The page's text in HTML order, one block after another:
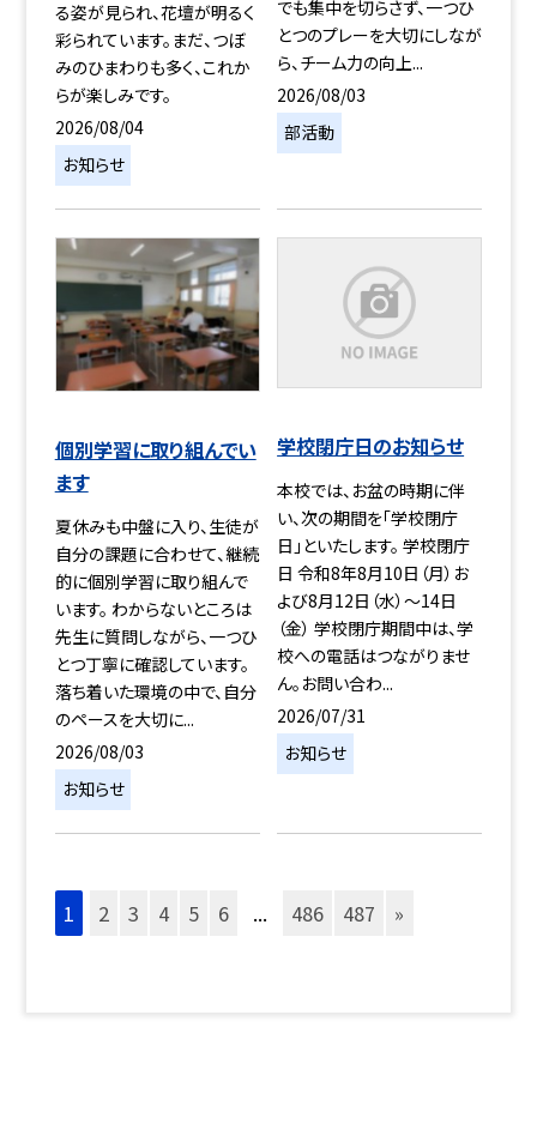
る姿が見られ、花壇が明るく
彩られています。まだ、つぼ
みのひまわりも多く、これか
らが楽しみです。
2026/08/04
お知らせ
でも集中を切らさず、一つひ
とつのプレーを大切にしなが
ら、チーム力の向上...
2026/08/03
部活動
個別学習に取り組んでい
ます
夏休みも中盤に入り、生徒が
自分の課題に合わせて、継続
的に個別学習に取り組んで
います。 わからないところは
先生に質問しながら、一つひ
とつ丁寧に確認しています。
落ち着いた環境の中で、自分
のペースを大切に...
2026/08/03
お知らせ
学校閉庁日のお知らせ
本校では、お盆の時期に伴
い、次の期間を「学校閉庁
日」といたします。 学校閉庁
日 令和8年8月10日（月）お
よび8月12日（水）～14日
（金） 学校閉庁期間中は、学
校への電話はつながりませ
ん。お問い合わ...
2026/07/31
お知らせ
1 2 3 4 5 6 ... 486 487 »